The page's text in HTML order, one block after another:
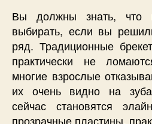
Вы должны знать, что
выбирать, если вы
ряд. Традиционные
практически не
многие взрослые
их очень видно на
сейчас становятся
прозрачные пластины,